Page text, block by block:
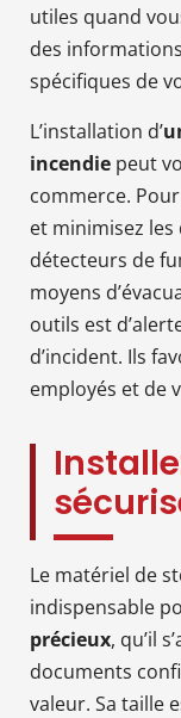
utiles quand
des
spécifiques de
L’installation d’
incendie peut
commerce.
et minimisez
détecteurs de
moyens
outils est
d’incident. Ils
employés et de
Le matériel de
indispensable
précieux, qu’il
documents
valeur. Sa taille